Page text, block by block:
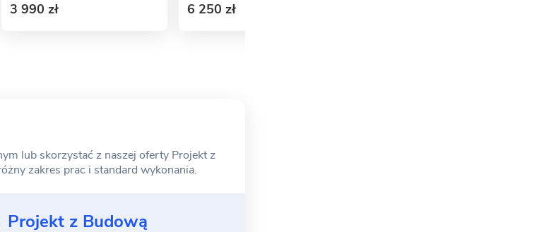
3 990 zł 6 250 zł
lub skorzystać z naszej oferty Projekt z
zakres prac i standard wykonania.
Projekt z Budową